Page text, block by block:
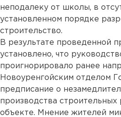
неподалеку от школы, в
установленном порядке
строительство.
В результате проведенной
установлено, что
проигнорировало ранее
Новоуренгойским отделом
предписание о
производства строительных
объекте. Мнение жителей